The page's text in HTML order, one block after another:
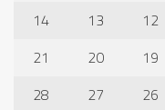
12
13
14
19
20
21
26
27
28